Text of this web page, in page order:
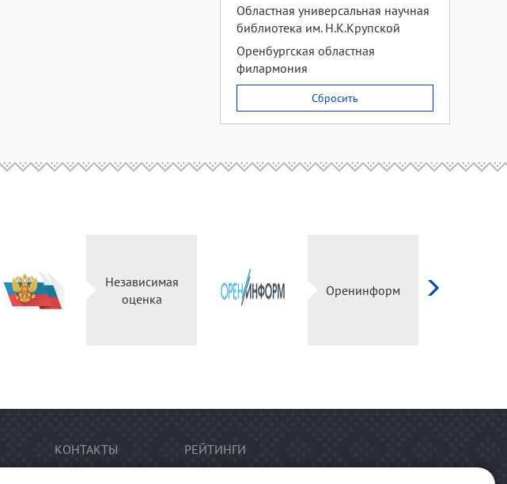
Областная универсальная научная
библиотека им. Н.К.Крупской
Оренбургская областная
филармония
Сбросить
Независимая
оценка
Оренинформ
КОНТАКТЫ РЕЙТИНГИ